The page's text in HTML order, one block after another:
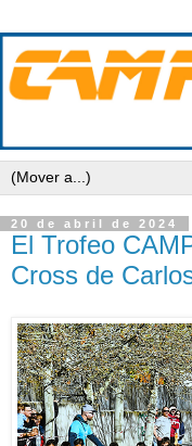
20 de abril de 2024
El Trofeo
Cross de